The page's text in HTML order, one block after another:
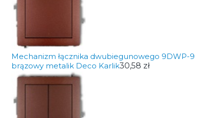
Mechanizm łącznika dwubiegunowego 9DWP-9
brązowy metalik Deco Karlik30,58 zł